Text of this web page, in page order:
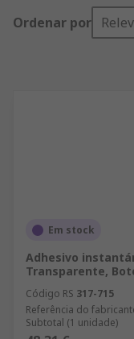
Ordenar por
Em stock
Adhesivo
Transparente,
Código RS 317-715
Referência do
Subtotal (1 unidade)